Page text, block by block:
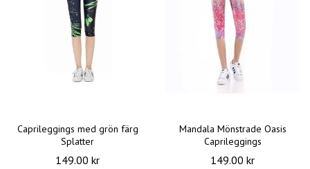
Caprileggings med grön färg
Splatter
149.00 kr
Mandala Mönstrade Oasis
Caprileggings
149.00 kr